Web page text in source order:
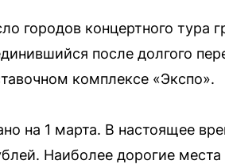
городов концертного тура
после долгого
комплексе «Экспо».
на 1 марта. В настоящее
Наиболее дорогие